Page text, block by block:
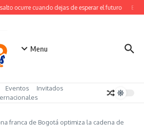
ocurre cuando dejas de esperar el futuro El
Menu
Eventos
Invitados
franca de Bogotá optimiza la cadena de